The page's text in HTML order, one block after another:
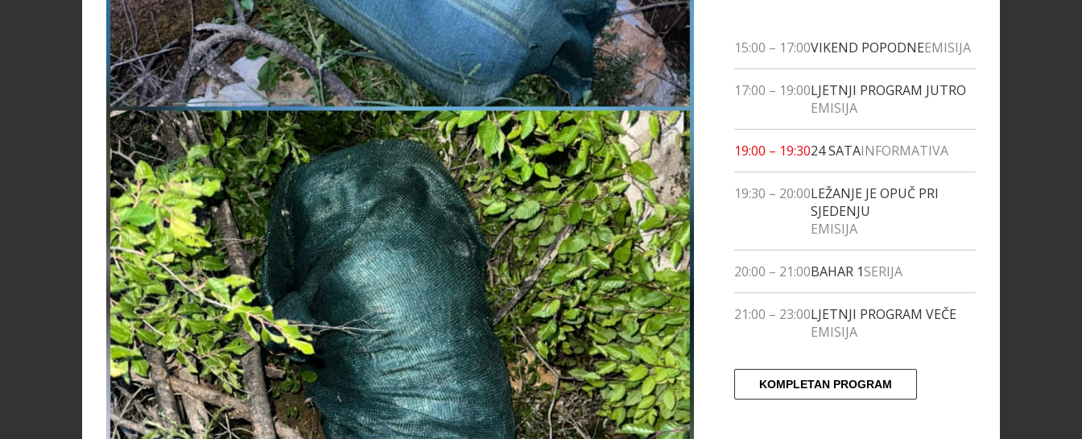
15:00 – 17:00VIKEND POPODNEEMISIJA
17:00 – 19:00LJETNJI PROGRAM JUTRO
EMISIJA
19:00 – 19:3024 SATAINFORMATIVA
19:30 – 20:00LEŽANJE JE OPUČ PRI
SJEDENJU
EMISIJA
20:00 – 21:00BAHAR 1SERIJA
21:00 – 23:00LJETNJI PROGRAM VEČE
EMISIJA
KOMPLETAN PROGRAM